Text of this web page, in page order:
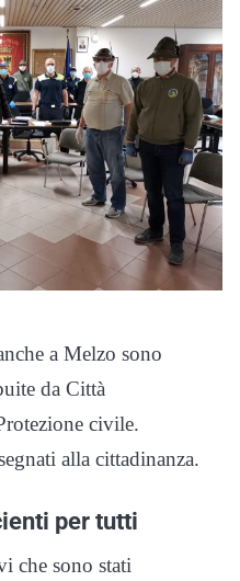
a Melzo sono
da Città
civile.
alla cittadinanza.
per tutti
che sono stati